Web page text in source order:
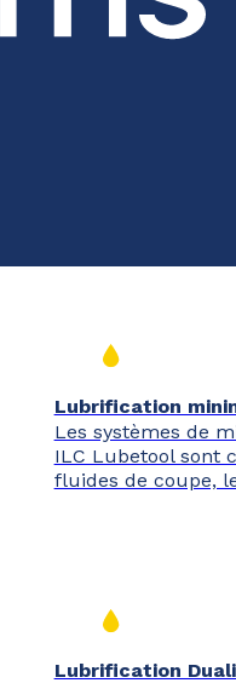
Lubrification
Les systèmes de
ILC Lubetool sont
fluides de coupe,
Lubrification